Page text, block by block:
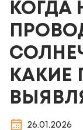
КОГДА
КАКИЕ
26.01.2026